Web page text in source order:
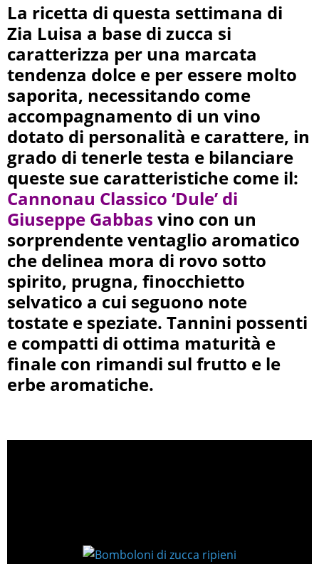
La ricetta di questa settimana di
Zia Luisa a base di zucca si
caratterizza per una marcata
tendenza dolce e per essere molto
saporita, necessitando come
accompagnamento di un vino
dotato di personalità e carattere, in
grado di tenerle testa e bilanciare
queste sue caratteristiche come il:
Cannonau Classico ‘Dule’ di
Giuseppe Gabbas vino con un
sorprendente ventaglio aromatico
che delinea mora di rovo sotto
spirito, prugna, finocchietto
selvatico a cui seguono note
tostate e speziate. Tannini possenti
e compatti di ottima maturità e
finale con rimandi sul frutto e le
erbe aromatiche.